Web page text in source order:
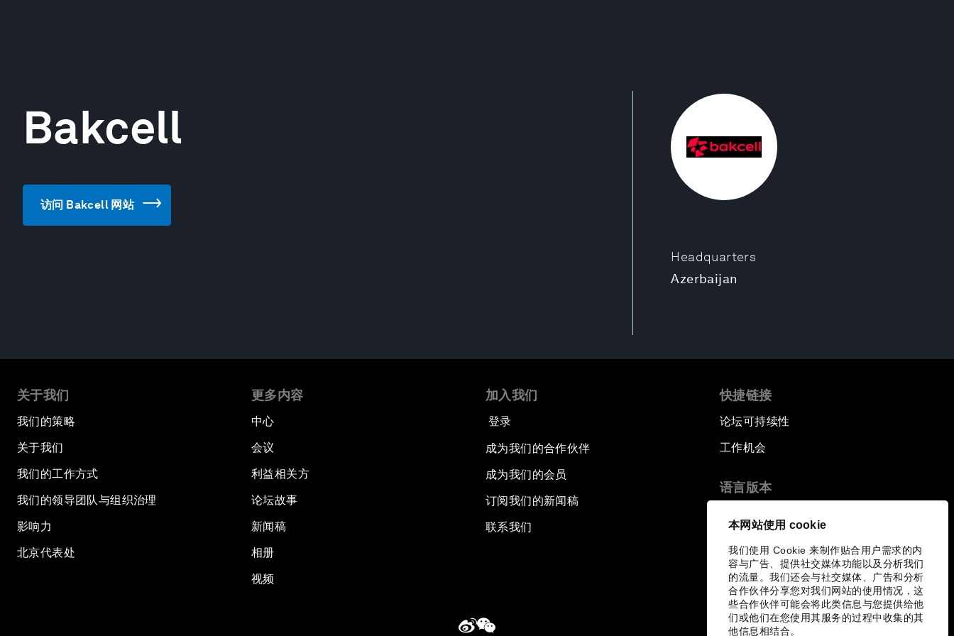
本网站使用 cookie
我们使用 Cookie 来制作贴合用户需求的内
容与广告、提供社交媒体功能以及分析我们
的流量。我们还会与社交媒体、广告和分析
合作伙伴分享您对我们网站的使用情况，这
些合作伙伴可能会将此类信息与您提供给他
们或他们在您使用其服务的过程中收集的其
他信息相结合。
Headquarters
Azerbaijan
Bakcell
访问 Bakcell 网站
关于我们
我们的策略
关于我们
我们的工作方式
我们的领导团队与组织治理
影响力
北京代表处
更多内容
中心
会议
利益相关方
论坛故事
新闻稿
相册
视频
加入我们
登录
成为我们的合作伙伴
成为我们的会员
订阅我们的新闻稿
联系我们
快捷链接
论坛可持续性
工作机会
语言版本